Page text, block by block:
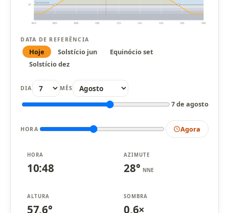
0°
horizonte
04h 06h 08h 10h 12h 14h 16h 18h 20h
DATA DE REFERÊNCIA
Hoje Solstício jun
Equinócio set
Solstício dez
DIA MÊS
7 de agosto
HORA Agora
HORA
10:48
AZIMUTE
28° NNE
ALTURA
57,6°
SOMBRA
0,6×